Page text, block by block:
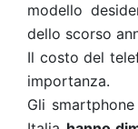
modello
dello scorso
Il costo del
importanza.
Gli